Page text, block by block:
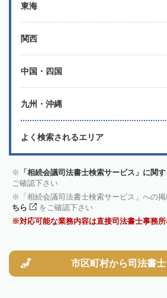
東海
関西
中国・四国
九州・沖縄
よく検索されるエリア
「相続会議司法書士検索サービス」に関
ご確認下さい
「相続会議司法書士検索サービス」への
ちら
をご確認下さい
対応可能な業務内容は直接司法書士事務
市区町村から司法書